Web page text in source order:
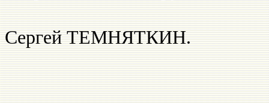
Сергей ТЕМНЯТКИН.